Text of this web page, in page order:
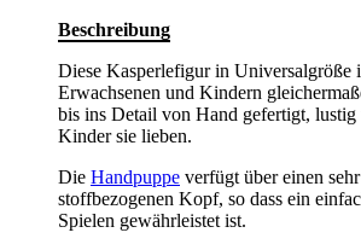
Beschreibung
Diese Kasperlefigur in Universalgröße
Erwachsenen und Kindern
bis ins Detail von Hand gefertigt,
Kinder sie lieben.
Die Handpuppe verfügt über einen
stoffbezogenen Kopf, so dass ein
Spielen gewährleistet ist.